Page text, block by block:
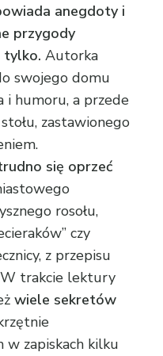
anegdoty i
przygody
tylko. Autorka
swojego domu
i humoru, a przede
zastawionego
się oprzeć
rosołu,
czy
z przepisu
trakcie lektury
wiele sekretów
w zapiskach kilku